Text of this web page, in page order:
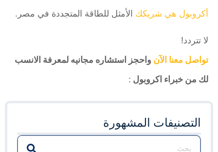
أكروبول هي شريككالأمثل للطاقة المتجددة في مصر.
لا تتردد!
تواصل معناالآنواحجز استشاره مجانيه لمعرفة الانسب
لك من خبراء اكروبول:
التصنيفات المشهورة